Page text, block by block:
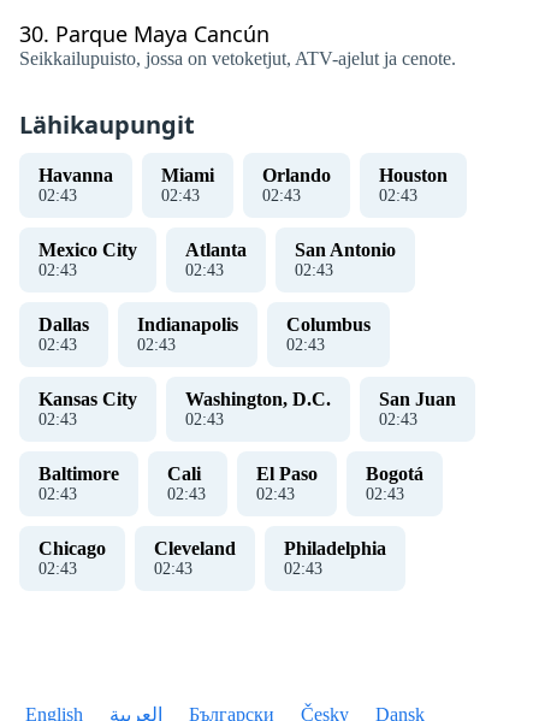
30. Parque Maya Cancún
Seikkailupuisto, jossa on vetoketjut, ATV-ajelut ja cenote.
Lähikaupungit
Havanna
02:43
Miami
02:43
Orlando
02:43
Houston
02:43
Mexico City
02:43
Atlanta
02:43
San Antonio
02:43
Dallas
02:43
Indianapolis
02:43
Columbus
02:43
Kansas City
02:43
Washington, D.C.
02:43
San Juan
02:43
Baltimore
02:43
Cali
02:43
El Paso
02:43
Bogotá
02:43
Chicago
02:43
Cleveland
02:43
Philadelphia
02:43
English العربية Български Česky Dansk